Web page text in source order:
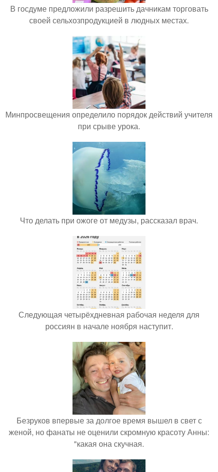
В госдуме предложили разрешить дачникам торговать
своей сельхозпродукцией в людных местах.
Минпросвещения определило порядок действий учителя
при срыве урока.
Что делать при ожоге от медузы, рассказал врач.
Следующая четырёхдневная рабочая неделя для
россиян в начале ноября наступит.
Безруков впервые за долгое время вышел в свет с
женой, но фанаты не оценили скромную красоту Анны:
"какая она скучная.